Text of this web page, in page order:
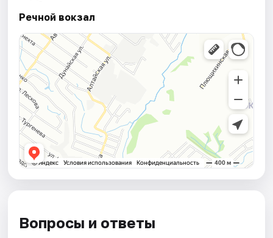
Речной вокзал
Вопросы и ответы